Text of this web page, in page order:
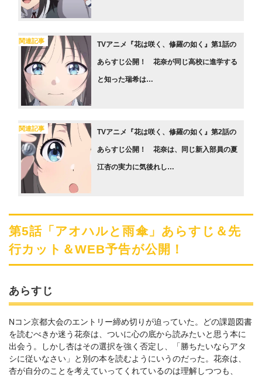
関連記事 TVアニメ『花は咲く、修羅の如く』第1話の
あらすじ公開！ 花奈が同じ高校に進学する
と知った瑞希は…
関連記事 TVアニメ『花は咲く、修羅の如く』第2話の
あらすじ公開！ 花奈は、同じ新入部員の夏
江杏の実力に気後れし…
第5話「アオハルと雨傘」あらすじ＆先
行カット＆WEB予告が公開！
あらすじ
Nコン京都大会のエントリー締め切りが迫っていた。どの課題図書
を読むべきか迷う花奈は、ついに心の底から読みたいと思う本に
出会う。しかし杏はその選択を強く否定し、「勝ちたいならアタ
シに従いなさい」と別の本を読むようにいうのだった。花奈は、
杏が自分のことを考えていってくれているのは理解しつつも、